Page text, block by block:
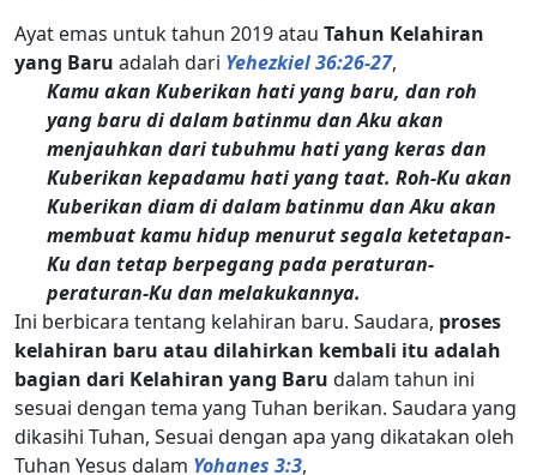
Ayat emas untuk tahun 2019 atau Tahun Kelahiran
yang Baru adalah dari Yehezkiel 36:26-27,
Kamu akan Kuberikan hati yang baru, dan roh
yang baru di dalam batinmu dan Aku akan
menjauhkan dari tubuhmu hati yang keras dan
Kuberikan kepadamu hati yang taat. Roh-Ku akan
Kuberikan diam di dalam batinmu dan Aku akan
membuat kamu hidup menurut segala ketetapan-
Ku dan tetap berpegang pada peraturan-
peraturan-Ku dan melakukannya.
Ini berbicara tentang kelahiran baru. Saudara, proses
kelahiran baru atau dilahirkan kembali itu adalah
bagian dari Kelahiran yang Baru dalam tahun ini
sesuai dengan tema yang Tuhan berikan. Saudara yang
dikasihi Tuhan, Sesuai dengan apa yang dikatakan oleh
Tuhan Yesus dalam Yohanes 3:3,